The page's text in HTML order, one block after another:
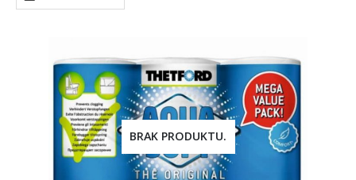
BRAK PRODUKTU.